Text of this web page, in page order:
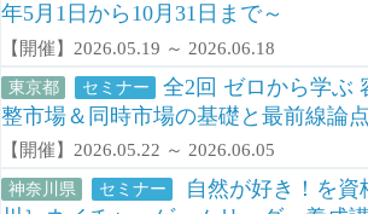
年5月1日から10月31日まで～
【開催】2026.05.19 ～ 2026.06.18
東京都 セミナー
全2回 ゼロから学ぶ
整市場＆同時市場の基礎と最前線論点
【開催】2026.05.22 ～ 2026.06.05
神奈川県 セミナー
自然が好き！を資